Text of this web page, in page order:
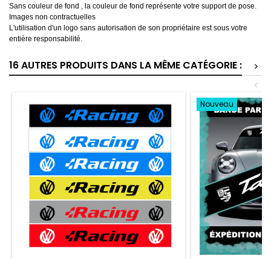
Sans couleur de fond , la couleur de fond représente votre support de pose.
Images non contractuelles
L'utilisation d'un logo sans autorisation de son propriétaire est sous votre
entière responsabilité.
16 AUTRES PRODUITS DANS LA MÊME CATÉGORIE :
>
<
Nouveau